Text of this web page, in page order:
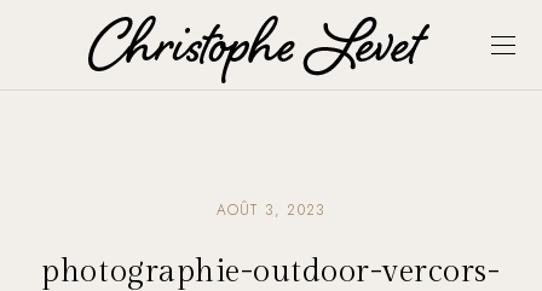
AOÛT 3, 2023
photographie-outdoor-vercors-